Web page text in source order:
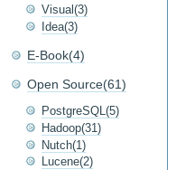
Visual(3)
Idea(3)
E-Book(4)
Open Source(61)
PostgreSQL(5)
Hadoop(31)
Nutch(1)
Lucene(2)